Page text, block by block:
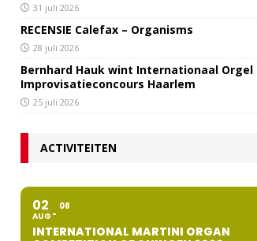
31 juli 2026
RECENSIE Calefax – Organisms
28 juli 2026
Bernhard Hauk wint Internationaal Orgel
Improvisatieconcours Haarlem
25 juli 2026
ACTIVITEITEN
02
AUG
08
INTERNATIONAL MARTINI ORGAN